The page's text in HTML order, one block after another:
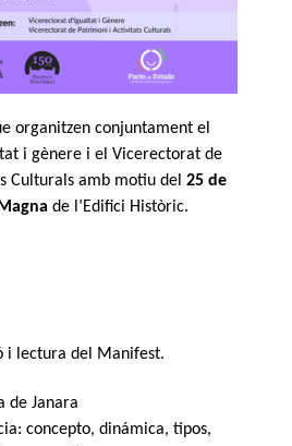
organitzen conjuntament el
i gènere i el Vicerectorat de
Culturals amb motiu del 25 de
de l’Edifici Històric.
i lectura del Manifest.
de Janara
concepto, dinámica, tipos,